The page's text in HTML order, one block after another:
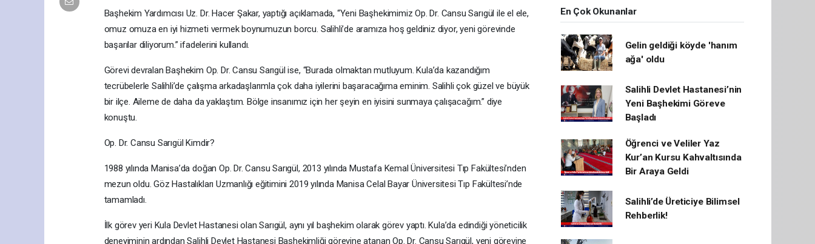
Başhekim Yardımcısı Uz. Dr. Hacer Şakar, yaptığı açıklamada, “Yeni Başhekimimiz Op. Dr. Cansu Sarıgül ile el ele,
omuz omuza en iyi hizmeti vermek boynumuzun borcu. Salihli’de aramıza hoş geldiniz diyor, yeni görevinde
başarılar diliyorum.” ifadelerini kullandı.
Görevi devralan Başhekim Op. Dr. Cansu Sarıgül ise, “Burada olmaktan mutluyum. Kula’da kazandığım
tecrübelerle Salihli’de çalışma arkadaşlarımla çok daha iyilerini başaracağıma eminim. Salihli çok güzel ve büyük
bir ilçe. Aileme de daha da yaklaştım. Bölge insanımız için her şeyin en iyisini sunmaya çalışacağım.” diye
konuştu.
Op. Dr. Cansu Sarıgül Kimdir?
1988 yılında Manisa’da doğan Op. Dr. Cansu Sarıgül, 2013 yılında Mustafa Kemal Üniversitesi Tıp Fakültesi’nden
mezun oldu. Göz Hastalıkları Uzmanlığı eğitimini 2019 yılında Manisa Celal Bayar Üniversitesi Tıp Fakültesi’nde
tamamladı.
İlk görev yeri Kula Devlet Hastanesi olan Sarıgül, aynı yıl başhekim olarak görev yaptı. Kula’da edindiği yöneticilik
deneyiminin ardından Salihli Devlet Hastanesi Başhekimliği görevine atanan Op. Dr. Cansu Sarıgül, yeni görevine
En Çok Okunanlar
Gelin geldiği köyde 'hanım
ağa' oldu
Salihli Devlet Hastanesi’nin
Yeni Başhekimi Göreve
Başladı
Öğrenci ve Veliler Yaz
Kur’an Kursu Kahvaltısında
Bir Araya Geldi
Salihli’de Üreticiye Bilimsel
Rehberlik!